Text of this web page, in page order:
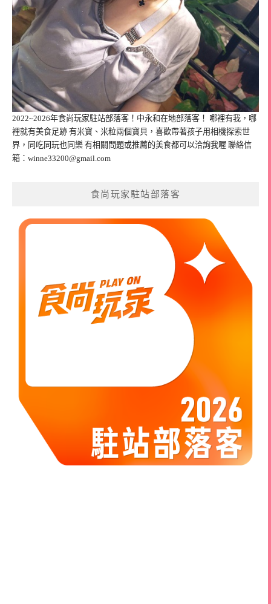
2022~2026年食尚玩家駐站部落客！中永和在地部落客！ 哪裡有我，哪
裡就有美食足跡 有米寶、米粒兩個寶貝，喜歡帶著孩子用相機探索世
界，同吃同玩也同樂 有相關問題或推薦的美食都可以洽詢我喔 聯絡信
箱： winne33200@gmail.com
食尚玩家駐站部落客